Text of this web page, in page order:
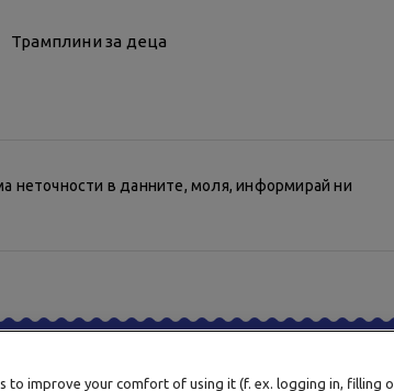
Трамплини за деца
неточности в данните, моля, информирай ни
to improve your comfort of using it (f. ex. logging in, filling